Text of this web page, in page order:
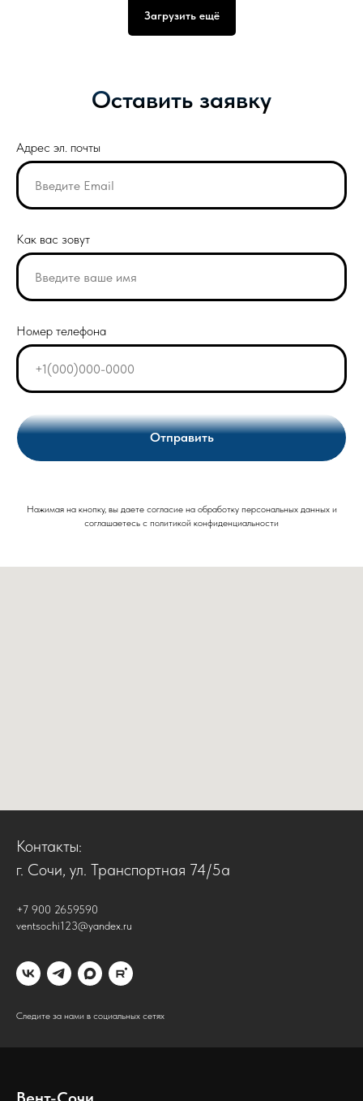
Загрузить ещё
Оставить заявку
Адрес эл. почты
Как вас зовут
Номер телефона
Отправить
Нажимая на кнопку, вы даете согласие на обработку персональных данных и
соглашаетесь c политикой конфиденциальности
Контакты:
г. Сочи, ул. Транспортная 74/5а
+7 900 2659590
ventsochi123@yandex.ru
Следите за нами в социальных сетях